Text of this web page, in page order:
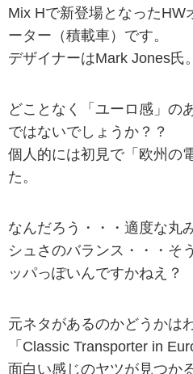
Mix Hで新登場となったHW
ーター（積載車）です。
デザイナーはMark Jones氏。
どことなく「ユーロ感」の
ではないでしょうか？？
個人的には初見で「欧州の
た。
なんだろう・・・適度な丸
シュさのバランス・・・そ
ッパっぽいんですかねえ？
元ネタがあるのかどうかは
「Classic Transporter in
面白い感じのヤツが見つか